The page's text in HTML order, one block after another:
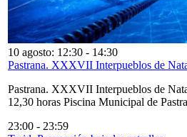
10 agosto: 12:30 - 14:30
Pastrana. XXXVII Interpueblos de
Pastrana. XXXVII Interpueblos de
12,30 horas Piscina Municipal de
23:00 - 23:59